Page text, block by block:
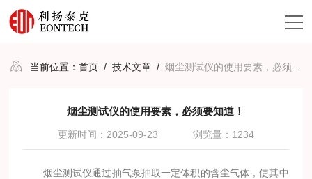
当前位置：首页 /技术文章 /烟尘测试仪的使用要素，必须要知道！
烟尘测试仪的使用要素，必须要知道！
更新时间：2025-09-23 浏览量：1234
烟尘测试仪通过抽气泵抽取一定体积的含尘气体，使其中